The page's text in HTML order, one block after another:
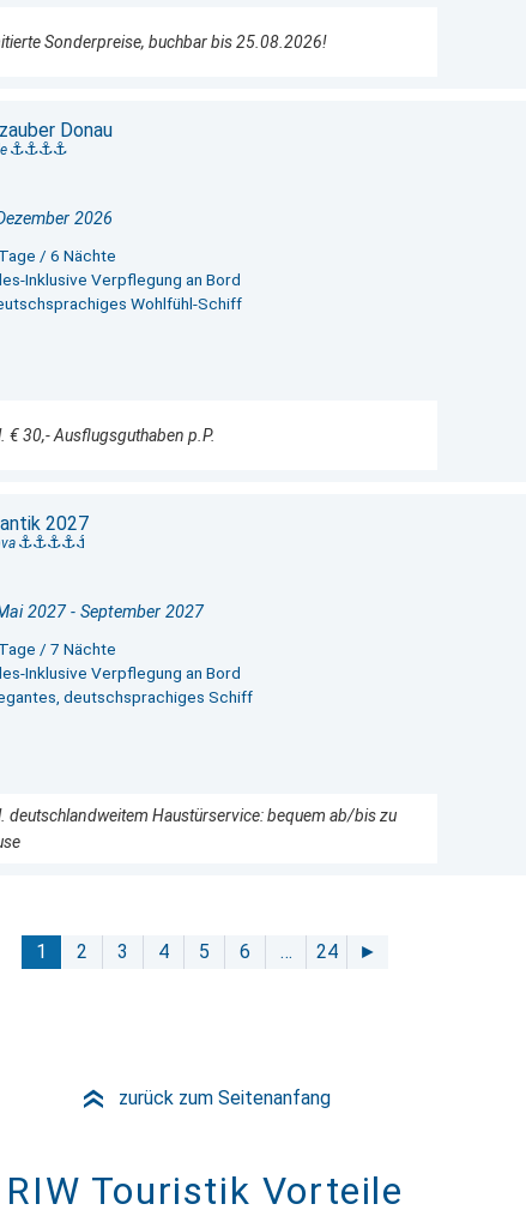
Sonderpreise, buchbar bis 25.08.2026!
Donau
2026
/ 6 Nächte
Inklusive Verpflegung an Bord
Wohlfühl-Schiff
€ 30,- Ausflugsguthaben p.P.
2027
2027 - September 2027
/ 7 Nächte
Inklusive Verpflegung an Bord
deutschsprachiges Schiff
deutschlandweitem Haustürservice: bequem ab/bis zu
1 2 3 4 5 6 … 24 ►
» zurück zum Seitenanfang
RIW Touristik Vorteile